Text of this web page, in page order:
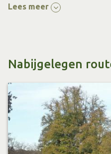
Galgenroute
Met de wandelkaart
Achterhoekse route-appkun
samenstellen.
Lees meer
Nabijgelegen